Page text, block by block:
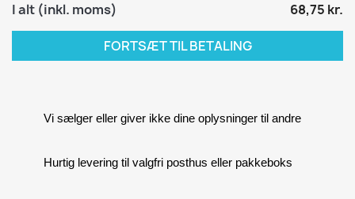
I alt (inkl. moms)
68,75 kr.
FORTSÆT TIL BETALING
Vi sælger eller giver ikke dine oplysninger til andre
Hurtig levering til valgfri posthus eller pakkeboks